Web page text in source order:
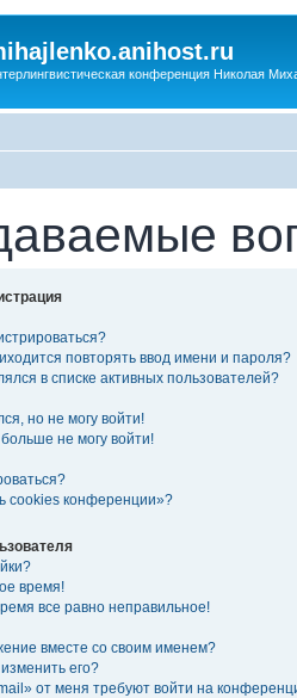
конференция Николая
повторять ввод имени и пароля?
в списке активных пользователей?
но не могу войти!
не могу войти!
cookies конференции»?
время!
все равно неправильное!
вместе со своим именем?
его?
от меня требуют войти на